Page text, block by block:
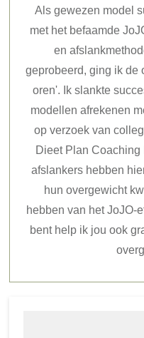
Als gewezen model
met het befaamde
en
geprobeerd, ging ik de
oren'. Ik slankte
modellen afrekenen
op verzoek van
Dieet Plan
afslankers hebben
hun overgewicht
hebben van het JoJO-
bent help ik jou ook